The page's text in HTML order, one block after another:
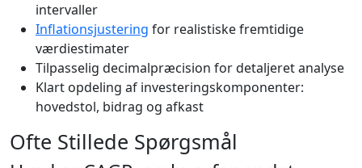
intervaller
Inflationsjustering for realistiske fremtidige
værdiestimater
Tilpasselig decimalpræcision for detaljeret analyse
Klart opdeling af investeringskomponenter:
hovedstol, bidrag og afkast
Ofte Stillede Spørgsmål